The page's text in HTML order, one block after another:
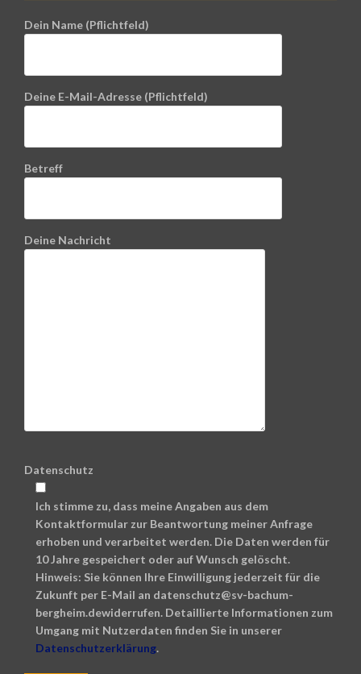
Dein Name (Pflichtfeld)
Deine E-Mail-Adresse (Pflichtfeld)
Betreff
Deine Nachricht
Datenschutz
Ich stimme zu, dass meine Angaben aus dem
Kontaktformular zur Beantwortung meiner Anfrage
erhoben und verarbeitet werden. Die Daten werden für
10 Jahre gespeichert oder auf Wunsch gelöscht.
Hinweis: Sie können Ihre Einwilligung jederzeit für die
Zukunft per E-Mail an datenschutz@sv-bachum-
bergheim.dewiderrufen. Detaillierte Informationen zum
Umgang mit Nutzerdaten finden Sie in unserer
Datenschutzerklärung.